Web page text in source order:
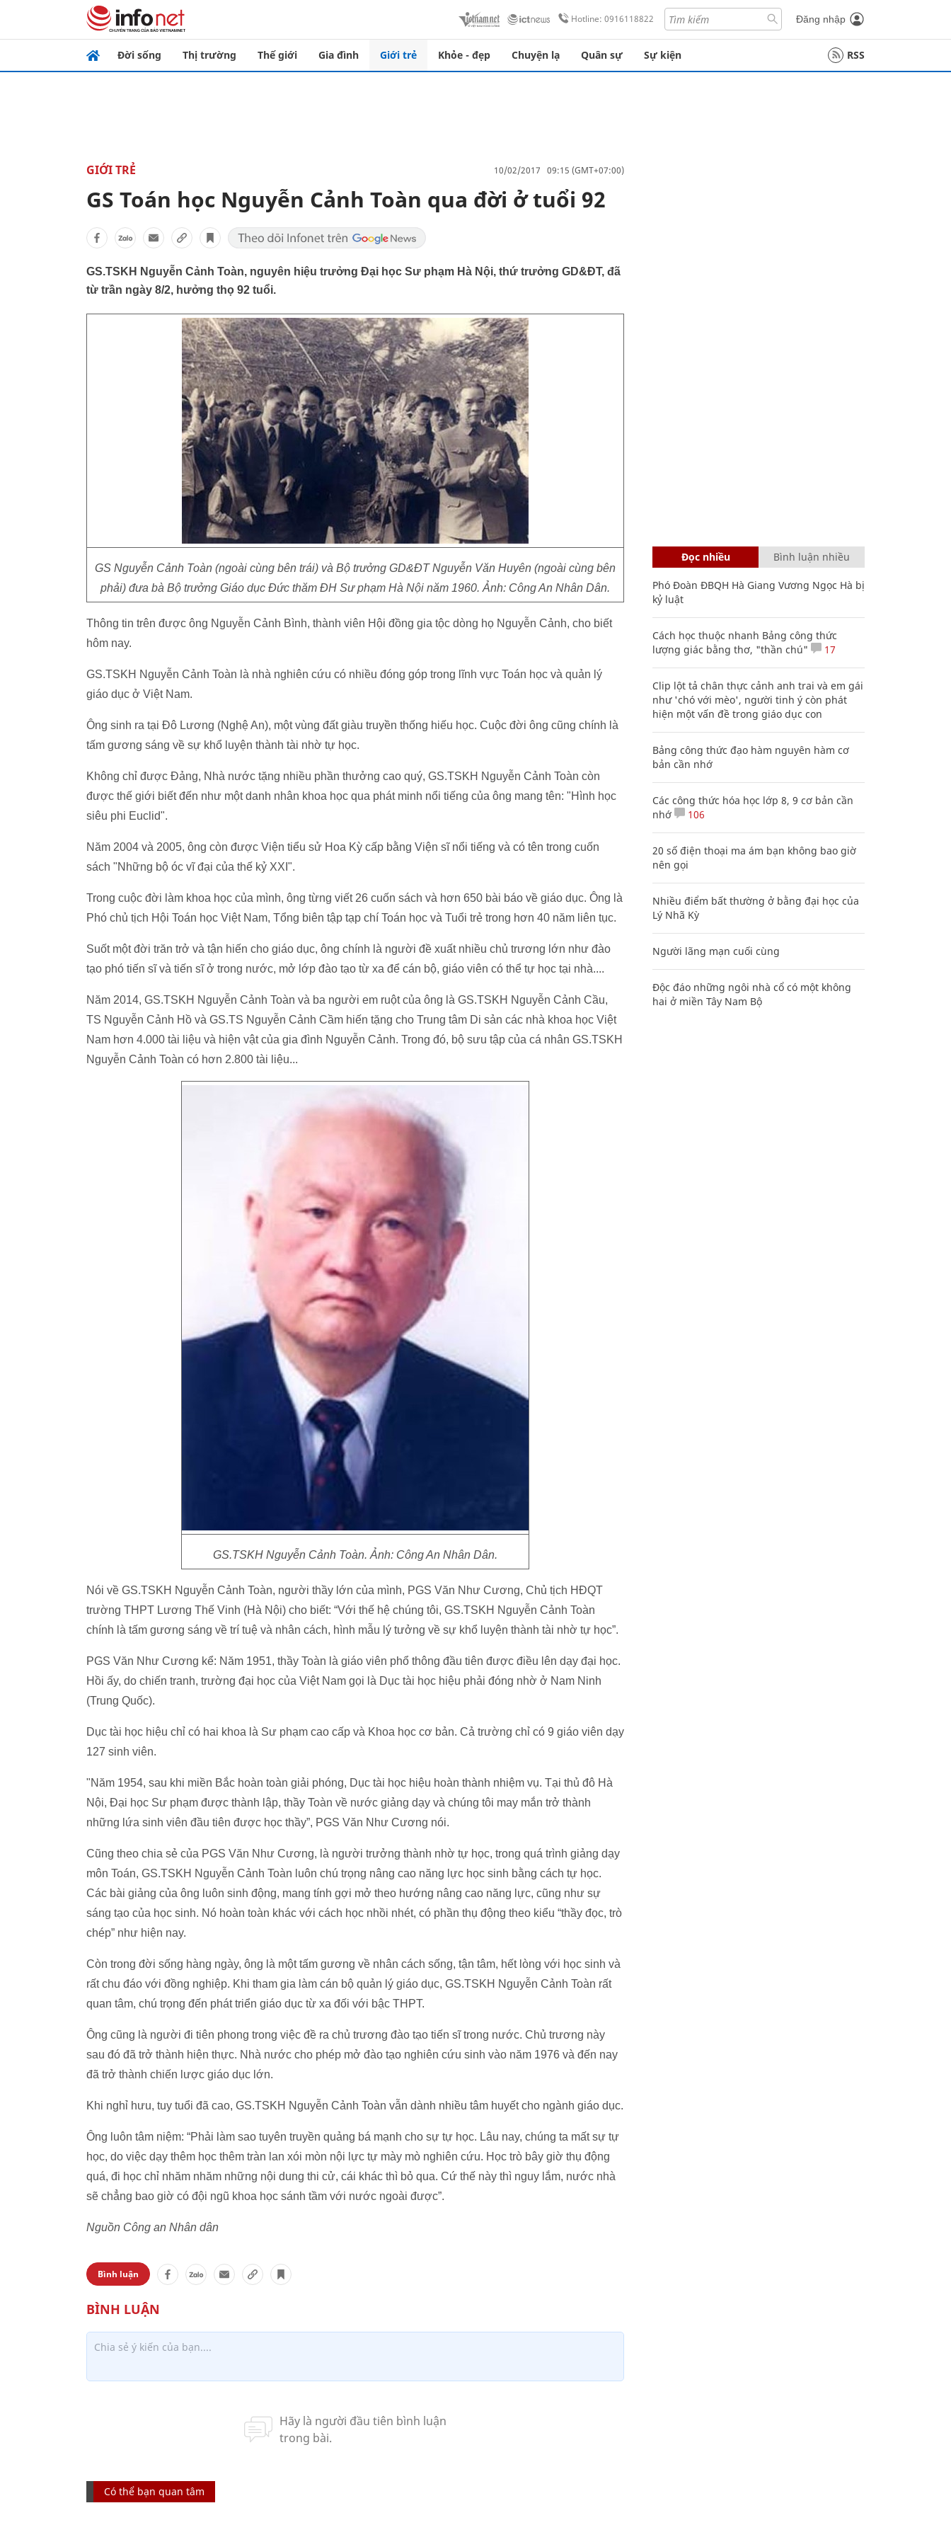
Hotline: 0916118822 Đăng nhập
Đời sống Thị trường Thế giới Gia đình Giới trẻ Khỏe - đẹp Chuyện lạ Quân sự Sự kiện RSS
GIỚI TRẺ 10/02/2017 09:15 (GMT+07:00)
GS Toán học Nguyễn Cảnh Toàn qua đời ở tuổi 92
GS.TSKH Nguyễn Cảnh Toàn, nguyên hiệu trưởng Đại học Sư phạm Hà Nội, thứ trưởng GD&ĐT, đã
từ trần ngày 8/2, hưởng thọ 92 tuổi.
GS Nguyễn Cảnh Toàn (ngoài cùng bên trái) và Bộ trưởng GD&ĐT Nguyễn Văn Huyên (ngoài cùng bên
phải) đưa bà Bộ trưởng Giáo dục Đức thăm ĐH Sư phạm Hà Nội năm 1960. Ảnh: Công An Nhân Dân.
Thông tin trên được ông Nguyễn Cảnh Bình, thành viên Hội đồng gia tộc dòng họ Nguyễn Cảnh, cho biết
hôm nay.
GS.TSKH Nguyễn Cảnh Toàn là nhà nghiên cứu có nhiều đóng góp trong lĩnh vực Toán học và quản lý
giáo dục ở Việt Nam.
Ông sinh ra tại Đô Lương (Nghệ An), một vùng đất giàu truyền thống hiếu học. Cuộc đời ông cũng chính là
tấm gương sáng về sự khổ luyện thành tài nhờ tự học.
Không chỉ được Đảng, Nhà nước tặng nhiều phần thưởng cao quý, GS.TSKH Nguyễn Cảnh Toàn còn
được thế giới biết đến như một danh nhân khoa học qua phát minh nổi tiếng của ông mang tên: "Hình học
siêu phi Euclid".
Năm 2004 và 2005, ông còn được Viện tiểu sử Hoa Kỳ cấp bằng Viện sĩ nổi tiếng và có tên trong cuốn
sách "Những bộ óc vĩ đại của thế kỷ XXI".
Trong cuộc đời làm khoa học của mình, ông từng viết 26 cuốn sách và hơn 650 bài báo về giáo dục. Ông là
Phó chủ tịch Hội Toán học Việt Nam, Tổng biên tập tạp chí Toán học và Tuổi trẻ trong hơn 40 năm liên tục.
Suốt một đời trăn trở và tận hiến cho giáo dục, ông chính là người đề xuất nhiều chủ trương lớn như đào
tạo phó tiến sĩ và tiến sĩ ở trong nước, mở lớp đào tạo từ xa để cán bộ, giáo viên có thể tự học tại nhà....
Năm 2014, GS.TSKH Nguyễn Cảnh Toàn và ba người em ruột của ông là GS.TSKH Nguyễn Cảnh Cầu,
TS Nguyễn Cảnh Hồ và GS.TS Nguyễn Cảnh Cầm hiến tặng cho Trung tâm Di sản các nhà khoa học Việt
Nam hơn 4.000 tài liệu và hiện vật của gia đình Nguyễn Cảnh. Trong đó, bộ sưu tập của cá nhân GS.TSKH
Nguyễn Cảnh Toàn có hơn 2.800 tài liệu...
GS.TSKH Nguyễn Cảnh Toàn. Ảnh: Công An Nhân Dân.
Nói về GS.TSKH Nguyễn Cảnh Toàn, người thầy lớn của mình, PGS Văn Như Cương, Chủ tịch HĐQT
trường THPT Lương Thế Vinh (Hà Nội) cho biết: “Với thế hệ chúng tôi, GS.TSKH Nguyễn Cảnh Toàn
chính là tấm gương sáng về trí tuệ và nhân cách, hình mẫu lý tưởng về sự khổ luyện thành tài nhờ tự học”.
PGS Văn Như Cương kể: Năm 1951, thầy Toàn là giáo viên phổ thông đầu tiên được điều lên dạy đại học.
Hồi ấy, do chiến tranh, trường đại học của Việt Nam gọi là Dục tài học hiệu phải đóng nhờ ở Nam Ninh
(Trung Quốc).
Dục tài học hiệu chỉ có hai khoa là Sư phạm cao cấp và Khoa học cơ bản. Cả trường chỉ có 9 giáo viên dạy
127 sinh viên.
"Năm 1954, sau khi miền Bắc hoàn toàn giải phóng, Dục tài học hiệu hoàn thành nhiệm vụ. Tại thủ đô Hà
Nội, Đại học Sư phạm được thành lập, thầy Toàn về nước giảng dạy và chúng tôi may mắn trở thành
những lứa sinh viên đầu tiên được học thầy”, PGS Văn Như Cương nói.
Cũng theo chia sẻ của PGS Văn Như Cương, là người trưởng thành nhờ tự học, trong quá trình giảng dạy
môn Toán, GS.TSKH Nguyễn Cảnh Toàn luôn chú trọng nâng cao năng lực học sinh bằng cách tự học.
Các bài giảng của ông luôn sinh động, mang tính gợi mở theo hướng nâng cao năng lực, cũng như sự
sáng tạo của học sinh. Nó hoàn toàn khác với cách học nhồi nhét, có phần thụ động theo kiểu “thầy đọc, trò
chép” như hiện nay.
Còn trong đời sống hàng ngày, ông là một tấm gương về nhân cách sống, tận tâm, hết lòng với học sinh và
rất chu đáo với đồng nghiệp. Khi tham gia làm cán bộ quản lý giáo dục, GS.TSKH Nguyễn Cảnh Toàn rất
quan tâm, chú trọng đến phát triển giáo dục từ xa đối với bậc THPT.
Ông cũng là người đi tiên phong trong việc đề ra chủ trương đào tạo tiến sĩ trong nước. Chủ trương này
sau đó đã trở thành hiện thực. Nhà nước cho phép mở đào tạo nghiên cứu sinh vào năm 1976 và đến nay
đã trở thành chiến lược giáo dục lớn.
Khi nghỉ hưu, tuy tuổi đã cao, GS.TSKH Nguyễn Cảnh Toàn vẫn dành nhiều tâm huyết cho ngành giáo dục.
Ông luôn tâm niệm: “Phải làm sao tuyên truyền quảng bá mạnh cho sự tự học. Lâu nay, chúng ta mất sự tự
học, do việc dạy thêm học thêm tràn lan xói mòn nội lực tự mày mò nghiên cứu. Học trò bây giờ thụ động
quá, đi học chỉ nhăm nhăm những nội dung thi cử, cái khác thì bỏ qua. Cứ thế này thì nguy lắm, nước nhà
sẽ chẳng bao giờ có đội ngũ khoa học sánh tầm với nước ngoài được”.
Nguồn Công an Nhân dân
Bình luận
Có thể bạn quan tâm
Đọc nhiều Bình luận nhiều
Phó Đoàn ĐBQH Hà Giang Vương Ngọc Hà bị
kỷ luật
Cách học thuộc nhanh Bảng công thức
lượng giác bằng thơ, "thần chú"
17
Clip lột tả chân thực cảnh anh trai và em gái
như 'chó với mèo', người tinh ý còn phát
hiện một vấn đề trong giáo dục con
Bảng công thức đạo hàm nguyên hàm cơ
bản cần nhớ
Các công thức hóa học lớp 8, 9 cơ bản cần
nhớ
106
20 số điện thoại ma ám bạn không bao giờ
nên gọi
Nhiều điểm bất thường ở bằng đại học của
Lý Nhã Kỳ
Người lãng mạn cuối cùng
Độc đáo những ngôi nhà cổ có một không
hai ở miền Tây Nam Bộ